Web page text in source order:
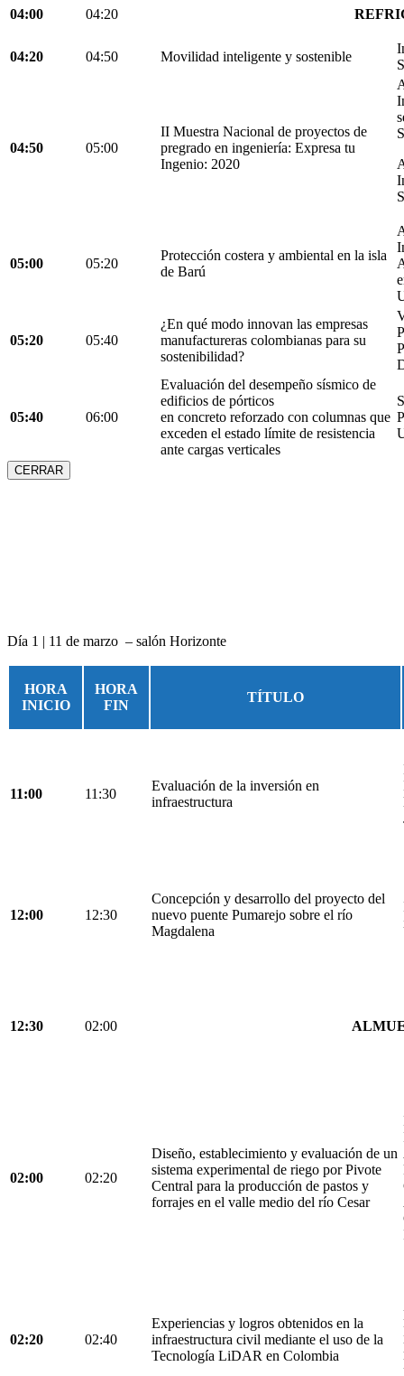
04:00 04:20
04:20 04:50 Movilidad inteligente y sostenible
04:50 05:00
II Muestra Nacional de proyectos de
pregrado en ingeniería: Expresa tu
Ingenio: 2020
05:00 05:20
Protección costera y ambiental en la isla
de Barú
05:20 05:40
¿En qué modo innovan las empresas
manufactureras colombianas para su
sostenibilidad?
05:40 06:00
Evaluación del desempeño sísmico de
edificios de pórticos
en concreto reforzado con columnas que
exceden el estado límite de resistencia
ante cargas verticales
CERRAR
Día 1 | 11 de marzo – salón Horizonte
HORA
INICIO
HORA
FIN
TÍTULO
11:00 11:30
Evaluación de la inversión en
infraestructura
12:00 12:30
Concepción y desarrollo del proyecto del
nuevo puente Pumarejo sobre el río
Magdalena
12:30 02:00
02:00 02:20
Diseño, establecimiento y evaluación de un
sistema experimental de riego por Pivote
Central para la producción de pastos y
forrajes en el valle medio del río Cesar
02:20 02:40
Experiencias y logros obtenidos en la
infraestructura civil mediante el uso de la
Tecnología LiDAR en Colombia